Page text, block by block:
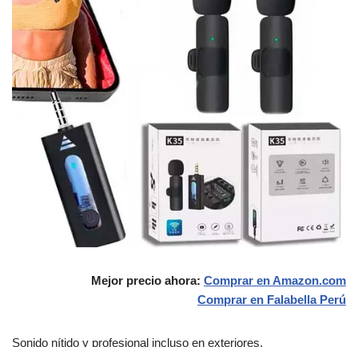
Mejor precio ahora: Comprar en Amazon.com
Comprar en Falabella Perú
Sonido nítido y profesional incluso en exteriores.